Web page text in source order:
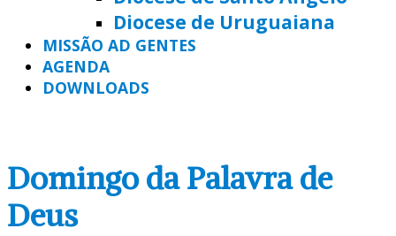
Diocese de Uruguaiana
MISSÃO AD GENTES
AGENDA
DOWNLOADS
Domingo da Palavra de
Deus